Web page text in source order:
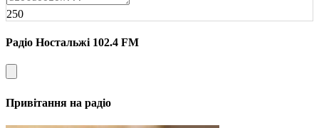
250
Радіо Ностальжі 102.4 FM
Привітання на радіо